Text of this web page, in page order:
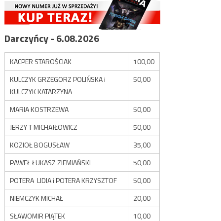
Darczyńcy - 6.08.2026
KACPER STAROŚCIAK
100,00
KULCZYK GRZEGORZ POLIŃSKA i
KULCZYK KATARZYNA
50,00
MARIA KOSTRZEWA
50,00
JERZY T MICHAJŁOWICZ
50,00
KOZIOŁ BOGUSŁAW
35,00
PAWEŁ ŁUKASZ ZIEMIAŃSKI
50,00
POTERA LIDIA i POTERA KRZYSZTOF
50,00
NIEMCZYK MICHAŁ
20,00
SŁAWOMIR PIĄTEK
10,00